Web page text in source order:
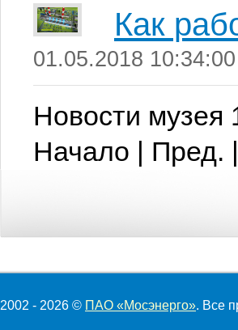
Как
01.05.2018 10:34:00
Новости музея
Начало | Пред. |
2002 - 2026 © ПАО «Мосэнерго». Все